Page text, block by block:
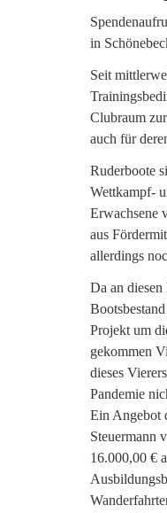
in
Seit
Clubraum
auch für
Ruderboote
Wettkampf-
Erwachsene
aus
allerdings
Da an
Projekt um
gekommen
dieses
Pandemie
Ein Angebot
Steuermann
16.000,00 €